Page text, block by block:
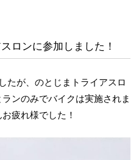
ロンに参加しました！
たが、のとじまトライアスロ
ンのみでバイクは実施されま
疲れ様でした！